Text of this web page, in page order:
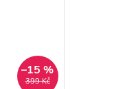
399 Kč
–15 %